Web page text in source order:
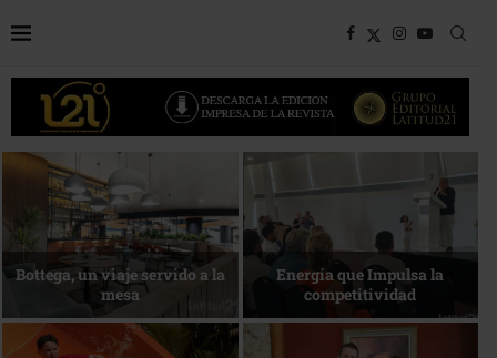
Desarrollo en disputa… ¿Hasta
dónde crecer?
Más allá del descanso